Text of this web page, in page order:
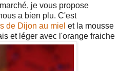
je vous propose
a bien plu. C'est
de Dijon au miel et la mousse
et léger avec l'orange fraiche